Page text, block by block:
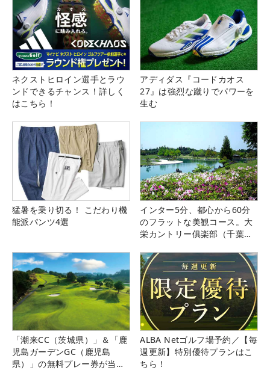
ネクストヒロイン選手とラウ
ンドできるチャンス！詳しく
はこちら！
アディダス『コードカオス
27』は強烈な蹴りでパワーを
生む
猛暑を乗り切る！ こだわり機
能派パンツ4選
インター5分、都心から60分
のフラットな美観コース。大
栄カントリー俱楽部（千葉
「潮来CC（茨城県）」＆「鹿
児島ガーデンGC（鹿児島
県）」の無料プレー券が当た
ALBA Netゴルフ場予約／【毎
週更新】特別優待プランはこ
ちら！